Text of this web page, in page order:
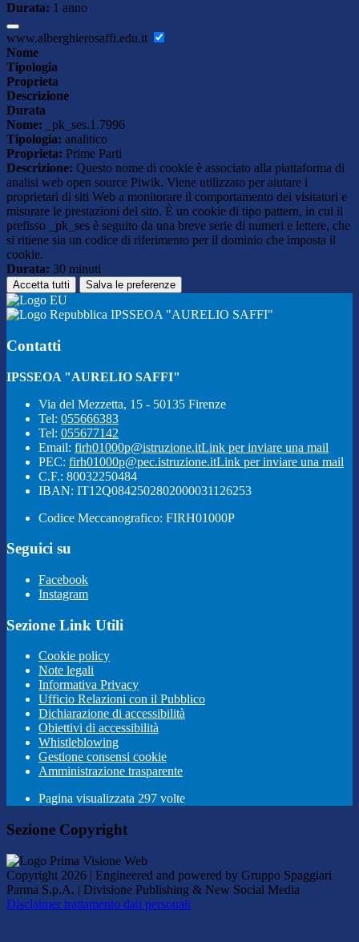
Durata: 1 anno
www.alberghierosaffi.edu.it
Nome
Tipologia
Proprieta
Descrizione
Durata
Nome: _pk_ses.1.7996
Tipologia: analitico
Proprieta: Prime Parti
Descrizione: Questo nome di cookie è associato alla piattaforma di
analisi web open source Piwik. Viene utilizzato per aiutare i
proprietari di siti Web a monitorare il comportamento dei visitatori e
misurare le prestazioni del sito. È un cookie di tipo pattern, in cui il
prefisso _pk_ses è seguito da una breve serie di numeri e lettere, che
si ritiene sia un codice di riferimento per il dominio che imposta il
cookie.
Durata: 30 minuti
Accetta tutti Salva le preferenze
IPSSEOA "AURELIO SAFFI"
Contatti
IPSSEOA "AURELIO SAFFI"
Via del Mezzetta, 15 - 50135 Firenze
Tel: 055666383
Tel: 055677142
Email: firh01000p@istruzione.itLink per inviare una mail
PEC: firh01000p@pec.istruzione.itLink per inviare una mail
C.F.: 80032250484
IBAN: IT12Q0842502802000031126253
Codice Meccanografico: FIRH01000P
Seguici su
Facebook
Instagram
Sezione Link Utili
Cookie policy
Note legali
Informativa Privacy
Ufficio Relazioni con il Pubblico
Dichiarazione di accessibilità
Obiettivi di accessibilità
Whistleblowing
Gestione consensi cookie
Amministrazione trasparente
Pagina visualizzata 297 volte
Sezione Copyright
Copyright 2026 | Engineered and powered by Gruppo Spaggiari
Parma S.p.A. | Divisione Publishing & New Social Media
Disclaimer trattamento dati personali